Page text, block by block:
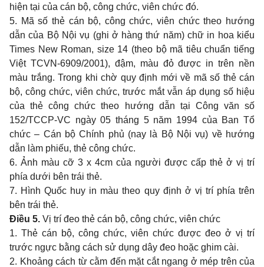
hiện tại của cán bộ, công chức, viên chức đó.
5. Mã số thẻ cán bộ, công chức, viên chức theo hướng
dẫn của Bộ Nội vụ (ghi ở hàng thứ năm) chữ in hoa kiểu
Times New Roman, size 14 (theo bộ mã tiêu chuẩn tiếng
Việt TCVN-6909/2001), đậm, màu đỏ được in trên nền
màu trắng. Trong khi chờ quy định mới về mã số thẻ cán
bộ, công chức, viên chức, trước mắt vẫn áp dụng số hiệu
của thẻ công chức theo hướng dẫn tại Công văn số
152/TCCP-VC ngày 05 tháng 5 năm 1994 của Ban Tổ
chức – Cán bộ Chính phủ (nay là Bộ Nội vụ) về hướng
dẫn làm phiếu, thẻ công chức.
6. Ảnh màu cỡ 3 x 4cm của người được cấp thẻ ở vị trí
phía dưới bên trái thẻ.
7. Hình Quốc huy in màu theo quy định ở vị trí phía trên
bên trái thẻ.
Điều 5. Vị trí đeo thẻ cán bộ, công chức, viên chức
1. Thẻ cán bộ, công chức, viên chức được đeo ở vị trí
trước ngực bằng cách sử dụng dây đeo hoặc ghim cài.
2. Khoảng cách từ cằm đến mặt cắt ngang ở mép trên của